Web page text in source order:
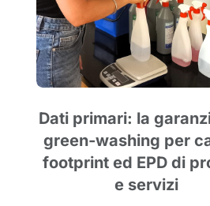
Dati primari: la
green-washing per
footprint ed EPD di
e servizi